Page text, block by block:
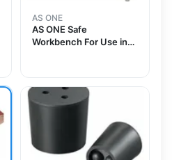
AS ONE
AS ONE Safe
Workbench For Use in